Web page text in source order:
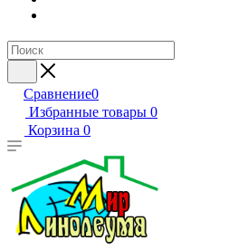
Сравнение0
Избранные товары 0
Корзина 0